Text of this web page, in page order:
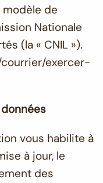
de
Nationale
(la « CNIL »).
exercer-
vous habilite à
à jour, le
des